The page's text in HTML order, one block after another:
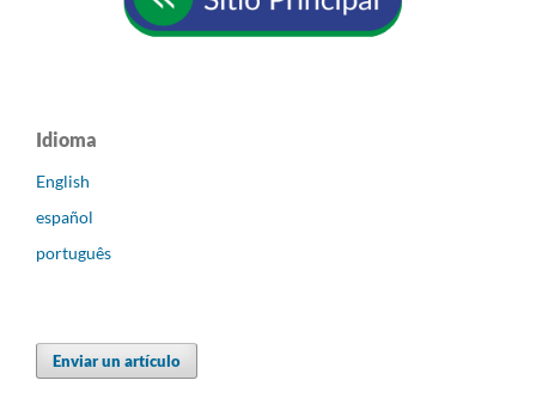
Idioma
English
español
português
Enviar un artículo